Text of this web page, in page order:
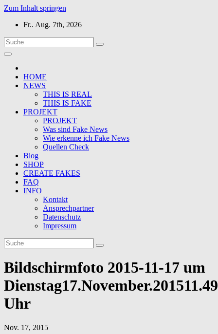
Zum Inhalt springen
Fr.. Aug. 7th, 2026
HOME
NEWS
THIS IS REAL
THIS IS FAKE
PROJEKT
PROJEKT
Was sind Fake News
Wie erkenne ich Fake News
Quellen Check
Blog
SHOP
CREATE FAKES
FAQ
INFO
Kontakt
Ansprechpartner
Datenschutz
Impressum
Bildschirmfoto 2015-11-17 um
Dienstag17.November.201511.49
Uhr
Nov. 17, 2015